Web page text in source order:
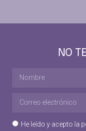
NO
He leído y acepto la